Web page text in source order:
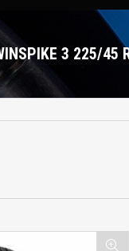
3 225/45